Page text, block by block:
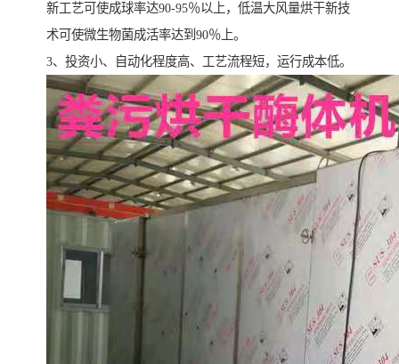
新工艺可使成球率达90-95％以上，低温大风量烘干新技
术可使微生物菌成活率达到90％上。
3、投资小、自动化程度高、工艺流程短，运行成本低。